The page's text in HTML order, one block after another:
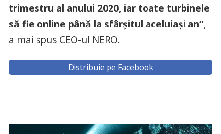
trimestru al anului 2020, iar toate turbinele
să fie online până la sfârşitul aceluiaşi an”,
a mai spus CEO-ul NERO.
Distribuie pe Facebook